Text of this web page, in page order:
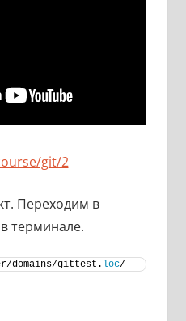
git/2
Переходим в
терминале.
domains/gittest. loc/